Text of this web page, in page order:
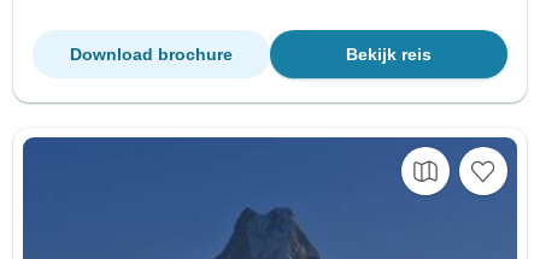
Bekijk reis
Download brochure